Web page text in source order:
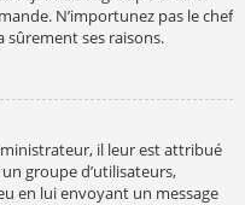
N’importunez pas le chef
sûrement ses raisons.
il leur est attribué
groupe d’utilisateurs,
en lui envoyant un message